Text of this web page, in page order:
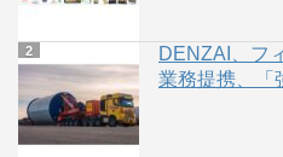
DENZAI、フ
業務提携、「